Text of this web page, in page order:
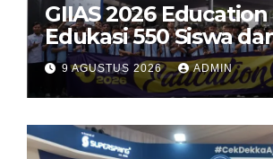
GIIAS 2026 Education
Edukasi 550 Siswa
Mahasiswa Soal
dan Industri Otomotif
9 AGUSTUS 2026 ADMIN